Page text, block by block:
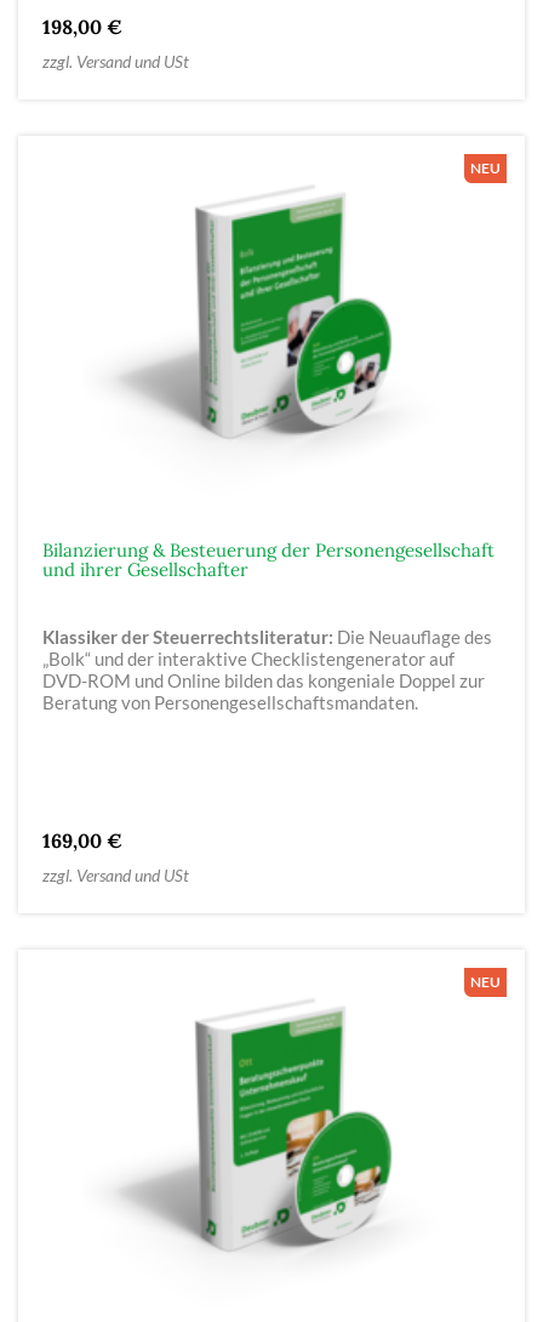
198,00 €
zzgl. Versand und USt
Bilanzierung & Besteuerung der Personengesellschaft
und ihrer Gesellschafter
Klassiker der Steuerrechtsliteratur: Die Neuauflage des
„Bolk“ und der interaktive Checklistengenerator auf
DVD-ROM und Online bilden das kongeniale Doppel zur
Beratung von Personengesellschaftsmandaten.
169,00 €
zzgl. Versand und USt